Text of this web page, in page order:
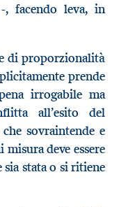
, facendo leva, in
di proporzionalità
prende
irrogabile ma
all’esito del
sovraintende e
deve essere
stata o si ritiene